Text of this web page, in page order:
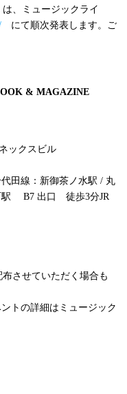
、ミュージックライ
にて順次発表します。ご
& MAGAZINE
ックスビル
田線：新御茶ノ水駅 / 丸
駅 B7 出口 徒歩3分JR
させていただく場合も
トの詳細はミュージック